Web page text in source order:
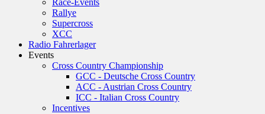
Race-Events
Rallye
Supercross
XCC
Radio Fahrerlager
Events
Cross Country Championship
GCC - Deutsche Cross Country
ACC - Austrian Cross Country
ICC - Italian Cross Country
Incentives